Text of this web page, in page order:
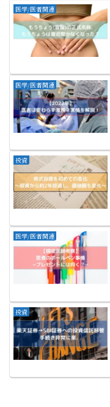
医学/医者関連
医学/医者関連
投資
医学/医者関連
投資